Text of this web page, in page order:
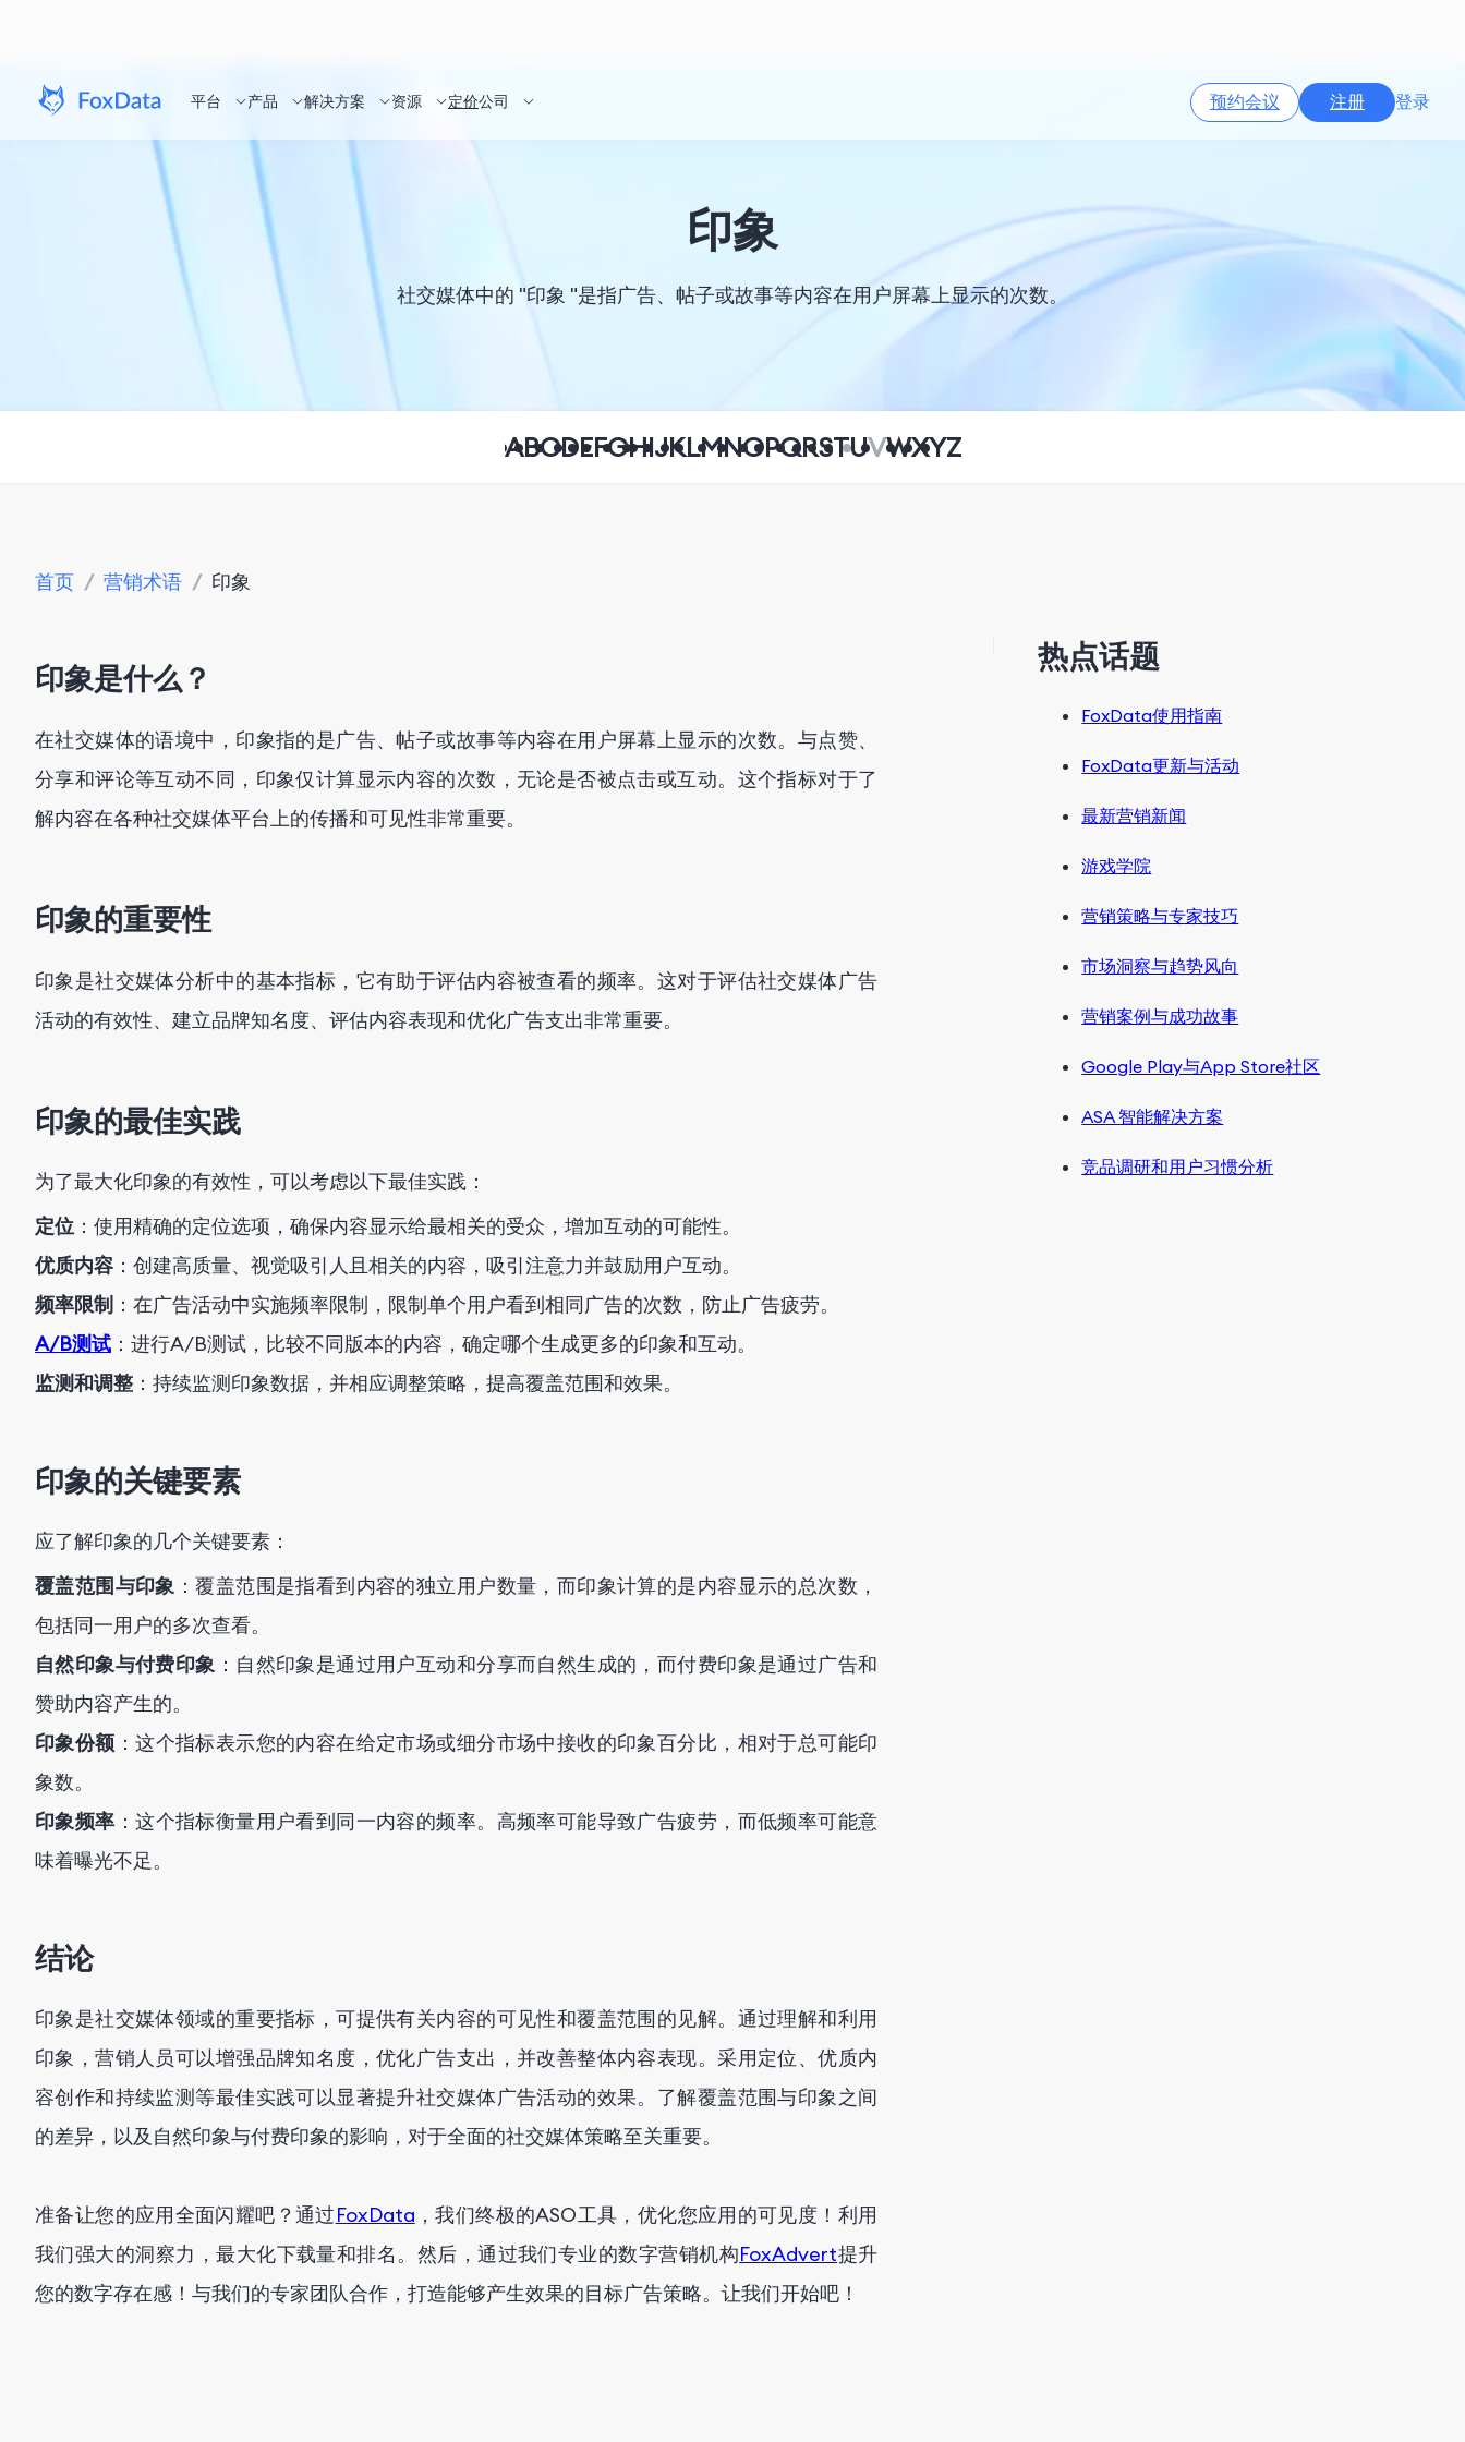
平台 产品 解决方案 资源 定价公司 预约会议 注册 登录
印象
社交媒体中的 "印象 "是指广告、帖子或故事等内容在用户屏幕上显示的次数。
ABCDEFGHIJKLMNOPQRSTUVWXYZ
首页 / 营销术语 / 印象
印象是什么？
在社交媒体的语境中，印象指的是广告、帖子或故事等内容在用户屏幕上显示的次数。与点赞、
分享和评论等互动不同，印象仅计算显示内容的次数，无论是否被点击或互动。这个指标对于了
解内容在各种社交媒体平台上的传播和可见性非常重要。
印象的重要性
印象是社交媒体分析中的基本指标，它有助于评估内容被查看的频率。这对于评估社交媒体广告
活动的有效性、建立品牌知名度、评估内容表现和优化广告支出非常重要。
印象的最佳实践
为了最大化印象的有效性，可以考虑以下最佳实践：
定位 ：使用精确的定位选项，确保内容显示给最相关的受众，增加互动的可能性。
优质内容 ：创建高质量、视觉吸引人且相关的内容，吸引注意力并鼓励用户互动。
频率限制 ：在广告活动中实施频率限制，限制单个用户看到相同广告的次数，防止广告疲劳。
A/B测试 ：进行A/B测试，比较不同版本的内容，确定哪个生成更多的印象和互动。
监测和调整 ：持续监测印象数据，并相应调整策略，提高覆盖范围和效果。
印象的关键要素
应了解印象的几个关键要素：
覆盖范围与印象 ：覆盖范围是指看到内容的独立用户数量，而印象计算的是内容显示的总次数，
包括同一用户的多次查看。
自然印象与付费印象 ：自然印象是通过用户互动和分享而自然生成的，而付费印象是通过广告和
赞助内容产生的。
印象份额 ：这个指标表示您的内容在给定市场或细分市场中接收的印象百分比，相对于总可能印
象数。
印象频率 ：这个指标衡量用户看到同一内容的频率。高频率可能导致广告疲劳，而低频率可能意
味着曝光不足。
结论
印象是社交媒体领域的重要指标，可提供有关内容的可见性和覆盖范围的见解。通过理解和利用
印象，营销人员可以增强品牌知名度，优化广告支出，并改善整体内容表现。采用定位、优质内
容创作和持续监测等最佳实践可以显著提升社交媒体广告活动的效果。了解覆盖范围与印象之间
的差异，以及自然印象与付费印象的影响，对于全面的社交媒体策略至关重要。
准备让您的应用全面闪耀吧？通过FoxData ，我们终极的ASO工具，优化您应用的可见度！利用
我们强大的洞察力，最大化下载量和排名。然后，通过我们专业的数字营销机构FoxAdvert提升
您的数字存在感！与我们的专家团队合作，打造能够产生效果的目标广告策略。让我们开始吧！
热点话题
FoxData使用指南
FoxData更新与活动
最新营销新闻
游戏学院
营销策略与专家技巧
市场洞察与趋势风向
营销案例与成功故事
Google Play与App Store社区
ASA 智能解决方案
竞品调研和用户习惯分析